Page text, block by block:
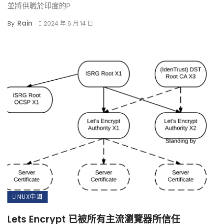
並將供職於印度的P
By Rain 2024 年 6 月 14 日
LINUX中國
Lets Encrypt 已被所有主流瀏覽器所信任